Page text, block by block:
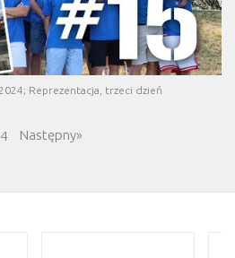
Reprezentacja, trzeci dzień
4 Następny»